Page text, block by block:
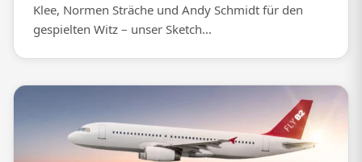
Klee, Normen Sträche und Andy Schmidt für den
gespielten Witz – unser Sketch...